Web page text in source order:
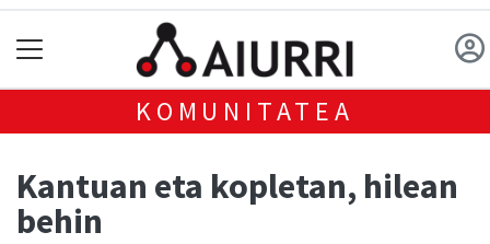
KOMUNITATEA
Kantuan eta kopletan, hilean
behin